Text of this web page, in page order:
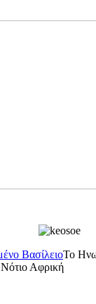
BασίλειοΤο
Αφρική